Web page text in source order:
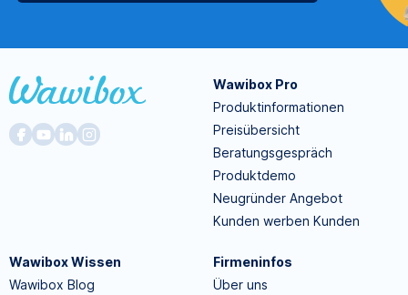
Wawibox Pro
Produktinformationen
Preisübersicht
Beratungsgespräch
Produktdemo
Neugründer Angebot
Kunden werben Kunden
Wawibox Wissen
Wawibox Blog
Firmeninfos
Über uns